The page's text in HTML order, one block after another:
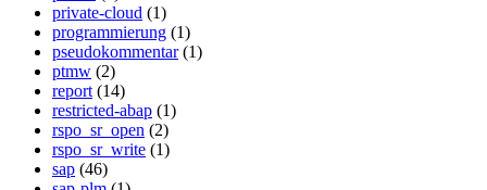
private-cloud (1)
programmierung (1)
pseudokommentar (1)
ptmw (2)
report (14)
restricted-abap (1)
rspo_sr_open (2)
rspo_sr_write (1)
sap (46)